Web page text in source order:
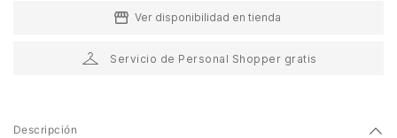
Ver disponibilidad en tienda
Servicio de Personal Shopper gratis
Descripción